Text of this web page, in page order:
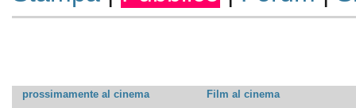
prossimamente al cinema
Film al cinema